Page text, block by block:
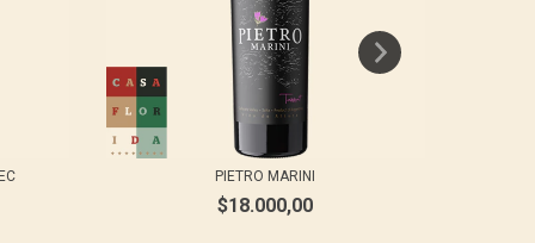
PIETRO MARINI
$18.000,00